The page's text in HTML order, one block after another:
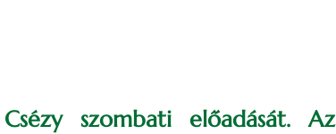
szombati előadását. Az